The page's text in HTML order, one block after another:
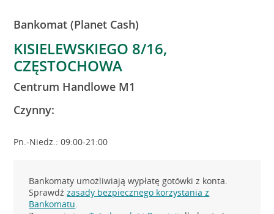
Bankomat (Planet Cash)
KISIELEWSKIEGO 8/16,
CZĘSTOCHOWA
Centrum Handlowe M1
Czynny:
Pn.-Niedz.: 09:00-21:00
Bankomaty umożliwiają wypłatę gotówki z konta.
Sprawdźzasady bezpiecznego korzystania z
Bankomatu.